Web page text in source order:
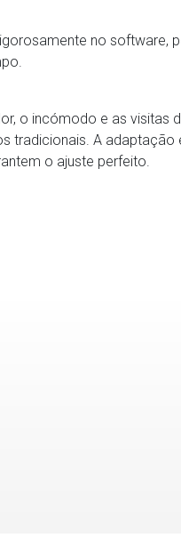
no software,
o incómodo e as visitas
tradicionais. A adaptação
o ajuste perfeito.